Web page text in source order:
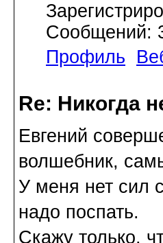
Сообщений:
Профиль
Re: Никогда
Евгений
волшебник,
У меня нет сил
надо поспать.
Скажу только,